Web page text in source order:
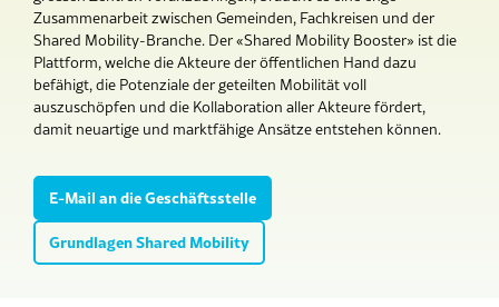
Zusammenarbeit zwischen Gemeinden, Fachkreisen und der
Shared Mobility-Branche. Der «Shared Mobility Booster» ist die
Plattform, welche die Akteure der öffentlichen Hand dazu
befähigt, die Potenziale der geteilten Mobilität voll
auszuschöpfen und die Kollaboration aller Akteure fördert,
damit neuartige und marktfähige Ansätze entstehen können.
E-Mail an die Geschäftsstelle
Grundlagen Shared Mobility